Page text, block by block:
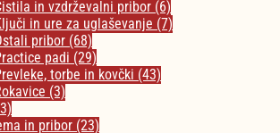
in vzdrževalni pribor (6)
in ure za uglaševanje (7)
pribor (68)
padi (29)
torbe in kovčki (43)
(3)
in pribor (23)